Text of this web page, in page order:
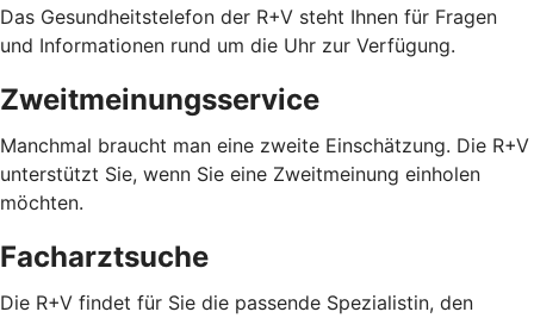
Das Gesundheitstelefon der R+V steht Ihnen für Fragen
und Informationen rund um die Uhr zur Verfügung.
Zweitmeinungsservice
Manchmal braucht man eine zweite Einschätzung. Die R+V
unterstützt Sie, wenn Sie eine Zweitmeinung einholen
möchten.
Facharztsuche
Die R+V findet für Sie die passende Spezialistin, den